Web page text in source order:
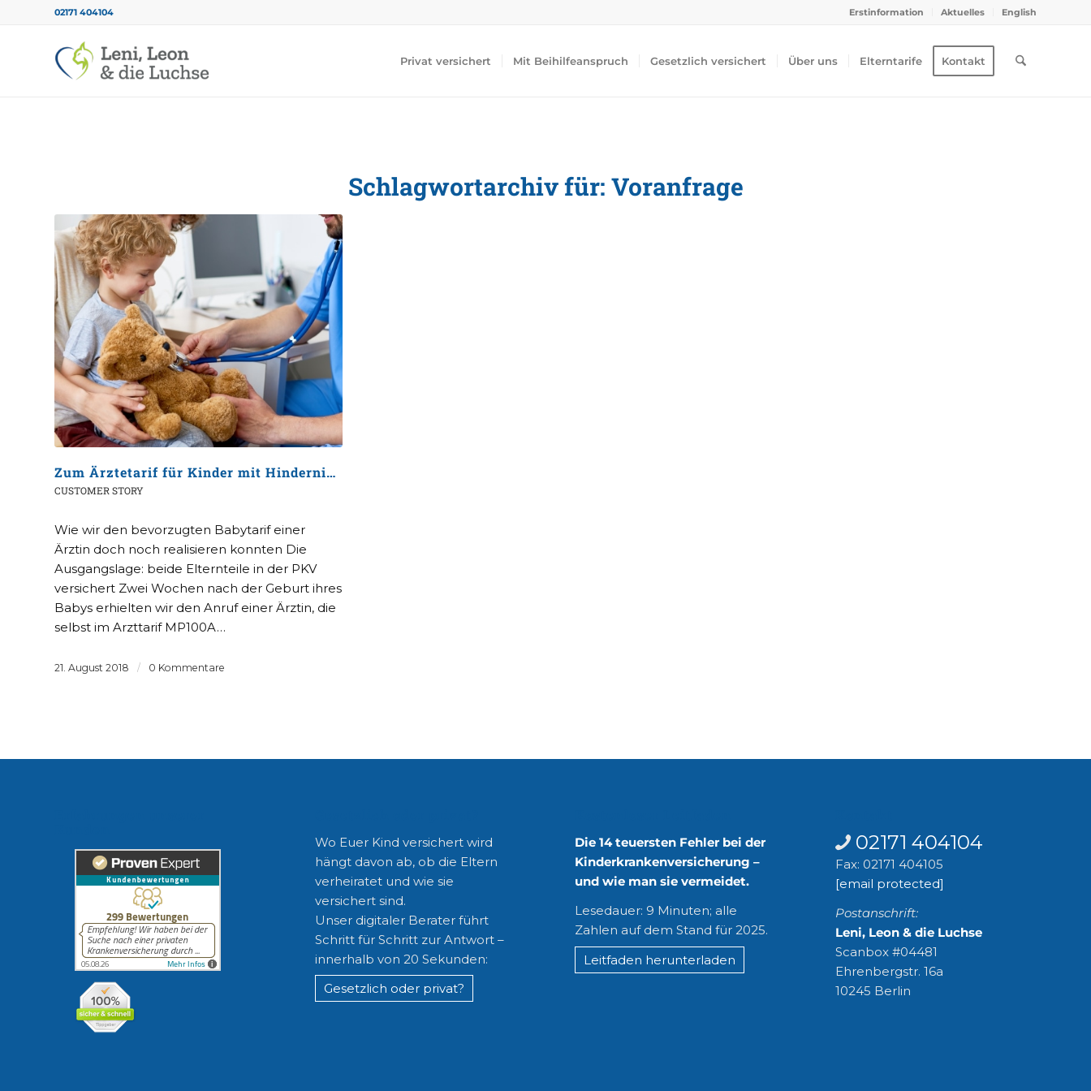
Erstinformation Aktuelles English
02171 404104
Privat versichert Mit Beihilfeanspruch Gesetzlich versichert Über uns Elterntarife Kontakt
Schlagwortarchiv für: Voranfrage
Zum Ärztetarif für Kinder mit Hindernissen
CUSTOMER STORY
Wie wir den bevorzugten Babytarif einer
Ärztin doch noch realisieren konnten Die
Ausgangslage: beide Elternteile in der PKV
versichert Zwei Wochen nach der Geburt ihres
Babys erhielten wir den Anruf einer Ärztin, die
selbst im Arzttarif MP100A…
21. August 2018 / 0 Kommentare
Wo Euer Kind versichert wird
hängt davon ab, ob die Eltern
verheiratet und wie sie
versichert sind.
Unser digitaler Berater führt
Schritt für Schritt zur Antwort –
innerhalb von 20 Sekunden:
Gesetzlich oder privat?
Die 14 teuersten Fehler bei der
Kinderkrankenversicherung –
und wie man sie vermeidet.
Lesedauer: 9 Minuten; alle
Zahlen auf dem Stand für 2025.
Leitfaden herunterladen
02171 404104
Fax: 02171 404105
[email protected]
Postanschrift:
Leni, Leon & die Luchse
Scanbox #04481
Ehrenbergstr. 16a
10245 Berlin